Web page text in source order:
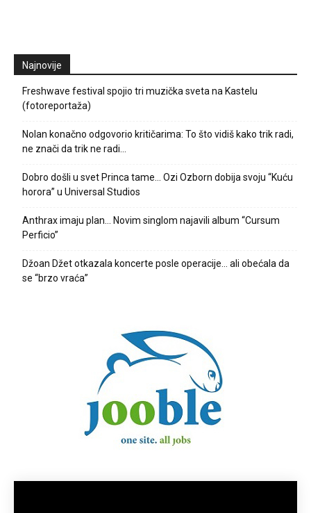
Najnovije
Freshwave festival spojio tri muzička sveta na Kastelu
(fotoreportaža)
Nolan konačno odgovorio kritičarima: To što vidiš kako trik radi,
ne znači da trik ne radi…
Dobro došli u svet Princa tame… Ozi Ozborn dobija svoju “Kuću
horora” u Universal Studios
Anthrax imaju plan… Novim singlom najavili album “Cursum
Perficio”
Džoan Džet otkazala koncerte posle operacije… ali obećala da
se “brzo vraća”